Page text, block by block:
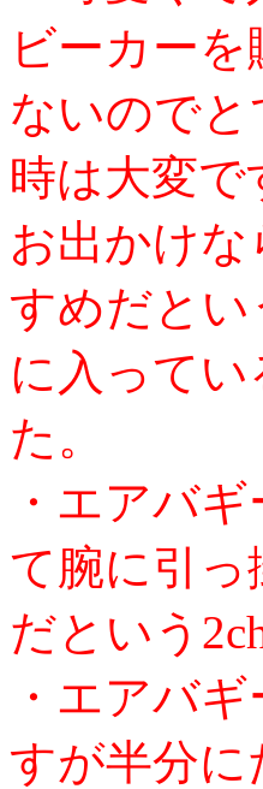
ビーカー
ないので
時は大変
お出かけ
すめだとい
に入って
た。
・エアバ
て腕に引
だという
・エアバ
すが半分